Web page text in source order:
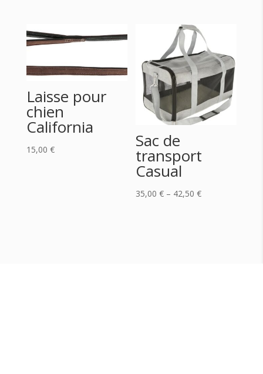
Laisse pour
chien
California
15,00 € Sac de
transport
Casual
35,00€ – 42,50€